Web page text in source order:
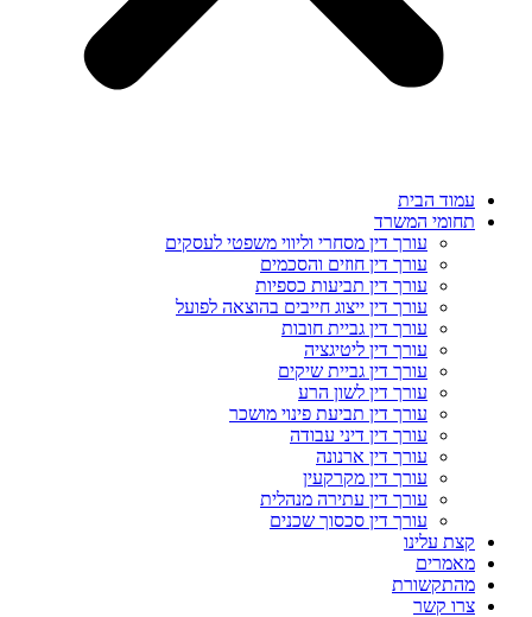
עמוד הבית
תחומי המשרד
עורך דין מסחרי וליווי משפטי לעסקים
עורך דין חוזים והסכמים
עורך דין תביעות כספיות
עורך דין ייצוג חייבים בהוצאה לפועל
עורך דין גביית חובות
עורך דין ליטיגציה
עורך דין גביית שיקים
עורך דין לשון הרע
עורך דין תביעת פינוי מושכר
עורך דין דיני עבודה
עורך דין ארנונה
עורך דין מקרקעין
עורך דין עתירה מנהלית
עורך דין סכסוך שכנים
קצת עלינו
מאמרים
מהתקשורת
צרו קשר